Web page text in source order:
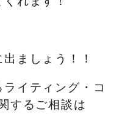
ましょう！！
イティング・コ
するご相談は